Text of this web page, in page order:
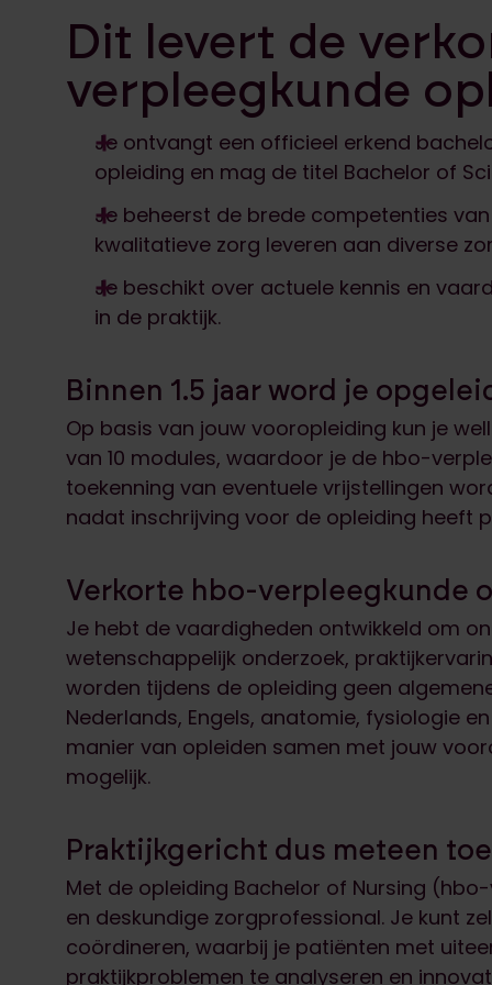
Dit levert de
verpleegkunde
Je ontvangt een officieel erkend
opleiding en mag de titel Bachelor of
Je beheerst de brede competenties
kwalitatieve zorg leveren aan diverse
Je beschikt over actuele kennis en
in de praktijk.
Binnen 1.5 jaar word je
Op basis van jouw vooropleiding kun je
van 10 modules, waardoor je de hbo-
toekenning van eventuele vrijstellingen
nadat inschrijving voor de opleiding heeft
Verkorte hbo-verpleegkunde
Je hebt de vaardigheden ontwikkeld om
wetenschappelijk onderzoek,
worden tijdens de opleiding geen
Nederlands, Engels, anatomie, fysiologie
manier van opleiden samen met jouw
mogelijk.
Praktijkgericht dus meteen
Met de opleiding Bachelor of Nursing
en deskundige zorgprofessional. Je kunt
coördineren, waarbij je patiënten met
praktijkproblemen te analyseren en